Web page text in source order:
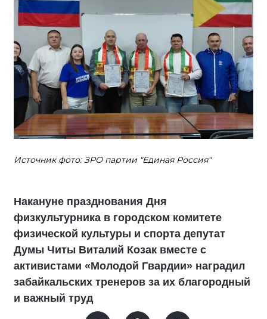
Источник фото: ЗРО партии "Единая Россия"
Накануне празднования Дня
физкультурника в городском комитете
физической культуры и спорта депутат
Думы Читы Виталий Козак вместе с
активистами «Молодой Гвардии» наградил
забайкальских тренеров за их благородный
и важный труд